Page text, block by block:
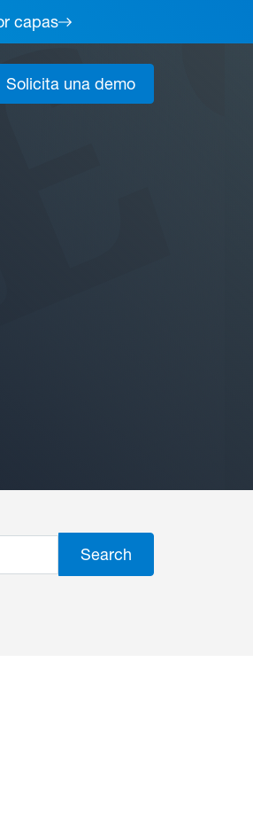
capas
Solicita una demo